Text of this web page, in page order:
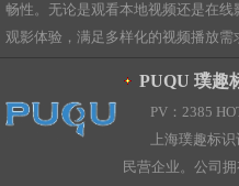
畅性。无论是观看本地视频还是在
观影体验，满足多样化的视频播放需
PUQU 璞趣
PV：2385
上海璞趣标
民营企业。公司